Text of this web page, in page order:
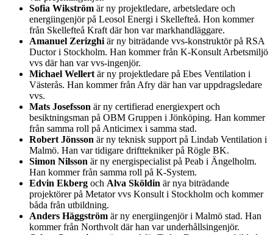
Sofia Wikström är ny projektledare, arbetsledare och
energiingenjör på Leosol Energi i Skellefteå. Hon kommer
från Skellefteå Kraft där hon var markhandläggare.
Amanuel Zerizghi är ny biträdande vvs-konstruktör på RSA
Ductor i Stockholm. Han kommer från K-Konsult Arbetsmiljö
vvs där han var vvs-ingenjör.
Michael Wellert är ny projektledare på Ebes Ventilation i
Västerås. Han kommer från Afry där han var uppdragsledare
vvs.
Mats Josefsson är ny certifierad energiexpert och
besiktningsman på OBM Gruppen i Jönköping. Han kommer
från samma roll på Anticimex i samma stad.
Robert Jönsson är ny teknisk support på Lindab Ventilation i
Malmö. Han var tidigare drifttekniker på Rögle BK.
Simon Nilsson är ny energispecialist på Peab i Ängelholm.
Han kommer från samma roll på K-System.
Edvin Ekberg och Alva Sköldin är nya biträdande
projektörer på Metator vvs Konsult i Stockholm och kommer
båda från utbildning.
Anders Häggström är ny energiingenjör i Malmö stad. Han
kommer från Northvolt där han var underhållsingenjör.